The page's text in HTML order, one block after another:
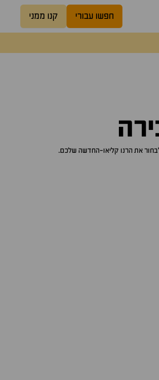
חפשו עבורי קנו ממני
רנו קליאו-החדשה שלכם.